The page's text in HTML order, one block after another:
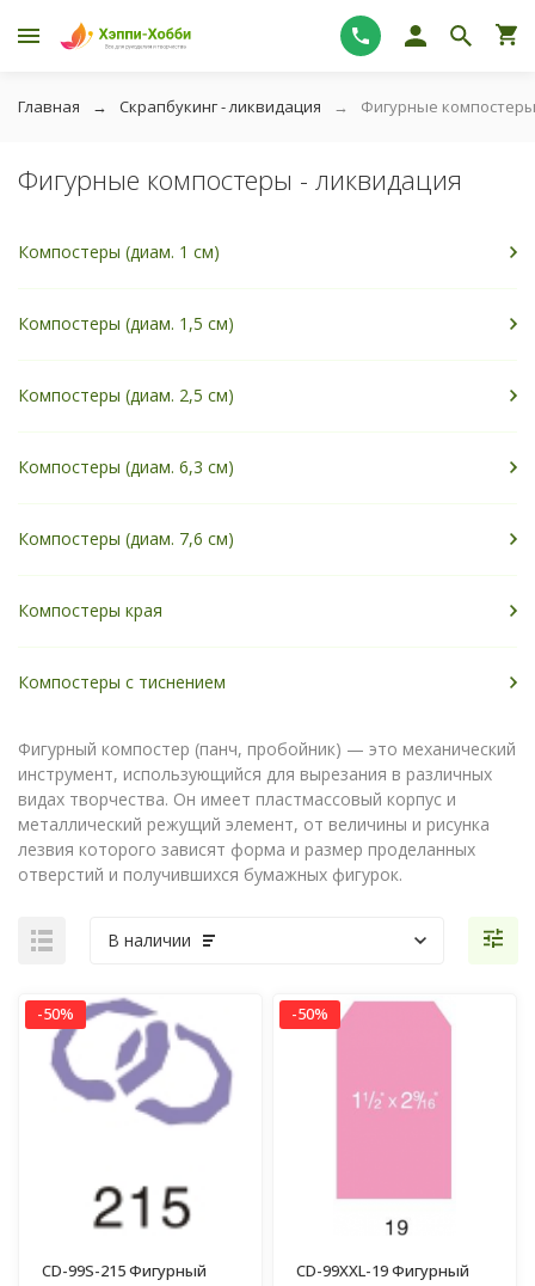
Главная Скрапбукинг - ликвидация Фигурные
Фигурные компостеры - ликвидация
Компостеры (диам. 1 см)
Компостеры (диам. 1,5 см)
Компостеры (диам. 2,5 см)
Компостеры (диам. 6,3 см)
Компостеры (диам. 7,6 см)
Компостеры края
Компостеры с тиснением
Фигурный компостер (панч, пробойник) — это механический
инструмент, использующийся для вырезания в различных
видах творчества. Он имеет пластмассовый корпус и
металлический режущий элемент, от величины и рисунка
лезвия которого зависят форма и размер проделанных
отверстий и получившихся бумажных фигурок.
В наличии
-50%
CD-99S-215 Фигурный
-50%
CD-99XXL-19 Фигурный